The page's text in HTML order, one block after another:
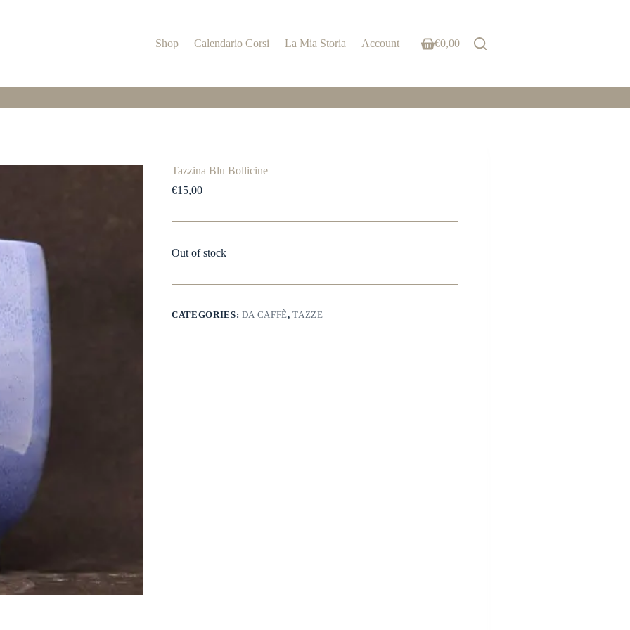
Shop
Calendario Corsi La Mia Storia Account
Shopping
€0,00
Tazzina Blu Bollicine
€15,00
Out of stock
CATEGORIES: DA CAFFÈ,TAZZE